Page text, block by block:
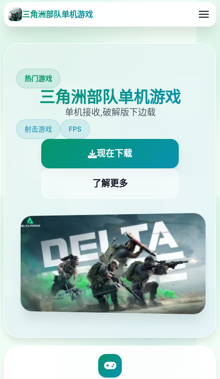
三角洲部队单机游戏
热门游戏
三角洲部队单机游戏
单机接收,破解版下边载
射击游戏 FPS
现在下载
了解更多